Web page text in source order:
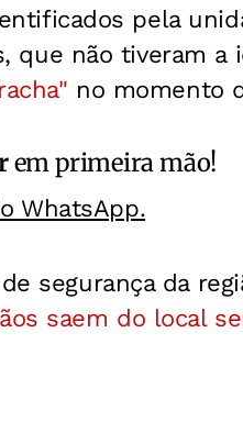
pela
que não tiveram a
no momento
em primeira mão!
WhatsApp.
segurança da
saem do local